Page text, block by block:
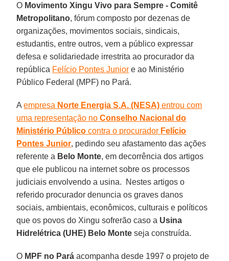
O Movimento Xingu Vivo para Sempre - Comitê
Metropolitano, fórum composto por dezenas de
organizações, movimentos sociais, sindicais,
estudantis, entre outros, vem a público expressar
defesa e solidariedade irrestrita ao procurador da
república Felício Pontes Junior e ao Ministério
Público Federal (MPF) no Pará.
Aempresa Norte Energia S.A. (NESA) entrou com
uma representação noConselho Nacional do
Ministério Público contra o procurador Felício
Pontes Junior, pedindo seu afastamento das ações
referente a Belo Monte, em decorrência dos artigos
que ele publicou na internet sobre os processos
judiciais envolvendo a usina. Nestes artigos o
referido procurador denuncia os graves danos
sociais, ambientais, econômicos, culturais e políticos
que os povos do Xingu sofrerão caso a Usina
Hidrelétrica (UHE) Belo Monte seja construída.
O MPF no Pará acompanha desde 1997 o projeto de